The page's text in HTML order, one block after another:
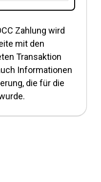
Zahlung wird
mit den
Transaktion
Informationen
die für die